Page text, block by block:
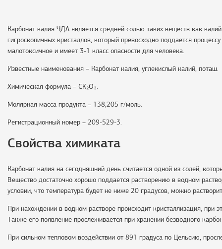
Карбонат калия ЧДА является средней солью таких веществ как
гигроскопичных кристаллов, который превосходно поддается
малотоксичное и имеет 3-1 класс опасности для человека.
Известные наименования – Карбонат калия, углекислый калий, поташ.
Химическая формула – CK₂O₃.
Молярная масса продукта – 138,205 г/моль.
Регистрационный номер – 209-529-3.
Свойства химиката
Карбонат калия на сегодняшний день считается одной из солей,
Вещество достаточно хорошо поддается растворению в водном
условии, что температура будет не ниже 20 градусов, можно
При нахождении в водном растворе происходит кристаллизация, при
Также его появление прослеживается при хранении безводного
При сильном тепловом воздействии от 891 градуса по Цельсию,